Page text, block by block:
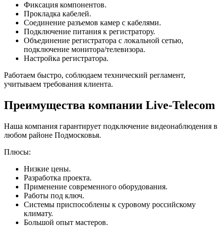
Фиксация компонентов.
Прокладка кабелей.
Соединение разъемов камер с кабелями.
Подключение питания к регистратору.
Объединение регистратора с локальной сетью,
подключение монитора/телевизора.
Настройка регистратора.
Работаем быстро, соблюдаем технический регламент,
учитываем требования клиента.
Преимущества компании Live-Telecom
Наша компания гарантирует подключение видеонаблюдения в
любом районе Подмосковья.
Плюсы:
Низкие цены.
Разработка проекта.
Применение современного оборудования.
Работы под ключ.
Системы приспособлены к суровому российскому
климату.
Большой опыт мастеров.